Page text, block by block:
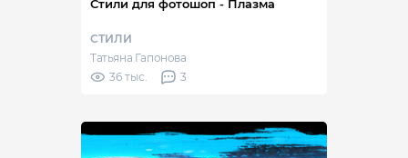
Стили для фотошоп - Плазма
СТИЛИ
Татьяна Гапонова
36 тыс.
3